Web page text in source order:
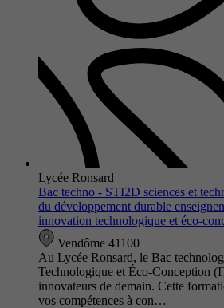
Lycée Ronsard
Bac techno - STI2D sciences et
du développement durable
innovation technologique et éco-
Vendôme 41100
Au Lycée Ronsard, le Bac
Technologique et Éco-Conception
innovateurs de demain. Cette
vos compétences à con…